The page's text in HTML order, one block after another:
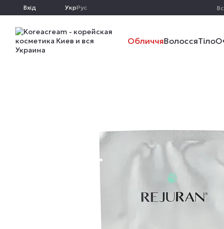
Перейти до основного контенту
Вхід УкрРус
ОбличчяВолоссяТіло